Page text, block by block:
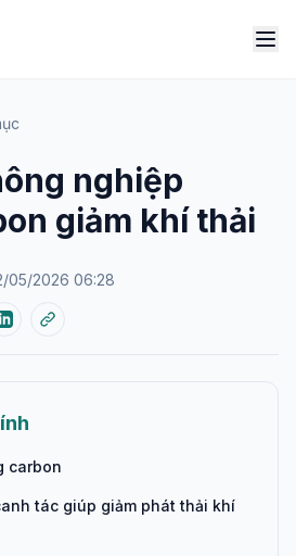
nghiệp
giảm khí thải
05/2026 06:28
carbon
tác giúp giảm phát thải khí